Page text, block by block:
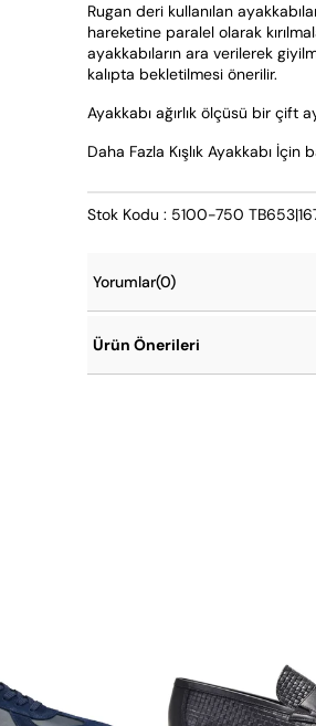
Rugan deri kullanılan
hareketine paralel olarak
ayakkabıların ara verilerek
kalıpta bekletilmesi önerilir.
Ayakkabı ağırlık ölçüsü bir çift
Daha Fazla Kışlık Ayakkabı İçin
Stok Kodu : 5100-750
Yorumlar(0)
Ürün Önerileri